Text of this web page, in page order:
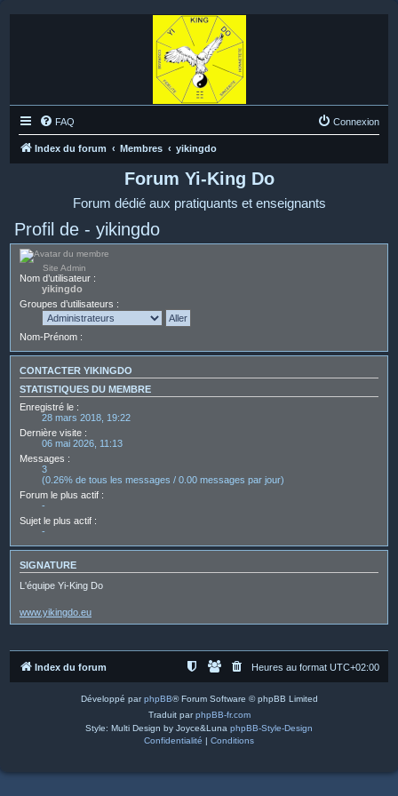
FAQ Connexion
Index du forum Membres yikingdo
Forum Yi-King Do
Forum dédié aux pratiquants et enseignants
Profil de - yikingdo
Site Admin
Nom d’utilisateur :
yikingdo
Groupes d’utilisateurs :
Nom-Prénom :
CONTACTER YIKINGDO
STATISTIQUES DU MEMBRE
Enregistré le :
28 mars 2018, 19:22
Dernière visite :
06 mai 2026, 11:13
Messages :
3
(0.26% de tous les messages / 0.00 messages par jour)
Forum le plus actif :
-
Sujet le plus actif :
-
SIGNATURE
L'équipe Yi-King Do
www.yikingdo.eu
Index du forum Heures au format UTC+02:00
Développé parphpBB® Forum Software © phpBB Limited
Traduit parphpBB-fr.com
Style: Multi Design by Joyce&Luna phpBB-Style-Design
Confidentialité
Conditions